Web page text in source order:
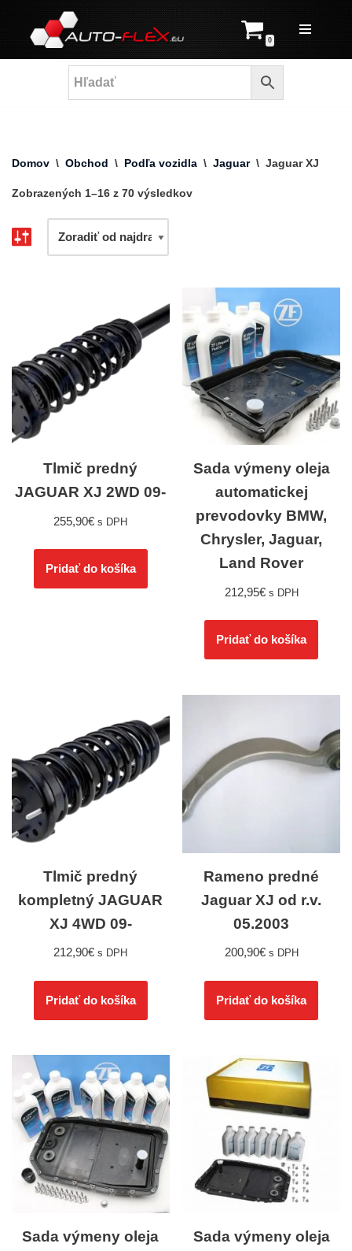
Prejsť
na
0
Domov \ Obchod \ Podľa vozidla \ Jaguar \ Jaguar XJ
Zobrazených 1–16 z 70 výsledkov
Tlmič predný
JAGUAR XJ 2WD 09-
255,90€ s DPH
Pridať do košíka
Sada výmeny oleja
automatickej
prevodovky BMW,
Chrysler, Jaguar,
Land Rover
212,95€ s DPH
Pridať do košíka
Tlmič predný
kompletný JAGUAR
XJ 4WD 09-
212,90€ s DPH
Pridať do košíka
Rameno predné
Jaguar XJ od r.v.
05.2003
200,90€ s DPH
Pridať do košíka
Sada výmeny oleja
Sada výmeny oleja